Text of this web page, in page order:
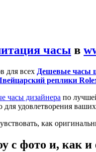
часы в
для всех Дешевые часы
реплики
часы дизайнера по
для удовлетворения
как
с фото и, как